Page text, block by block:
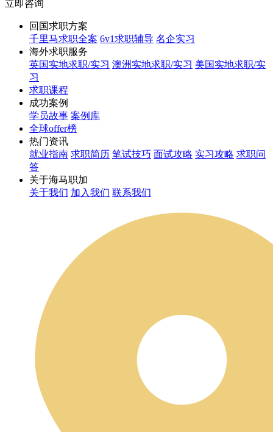
立即咨询
回国求职方案
千里马求职全案 6v1求职辅导 名企实习
海外求职服务
英国实地求职/实习 澳洲实地求职/实习 美国实地求职/实
习
求职课程
成功案例
学员故事 案例库
全球offer榜
热门资讯
就业指南 求职简历 笔试技巧 面试攻略 实习攻略 求职问
答
关于海马职加
关于我们 加入我们 联系我们